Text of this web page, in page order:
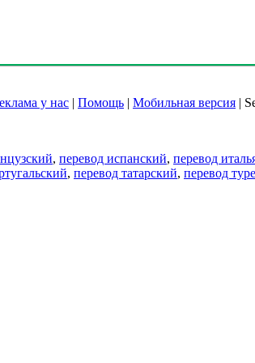
у нас | Помощь | Мобильная версия |
, перевод испанский, перевод
, перевод татарский, перевод